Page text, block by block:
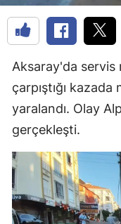
Aksaray'da
çarpıştığı
yaralandı. Olay
gerçekleşti.